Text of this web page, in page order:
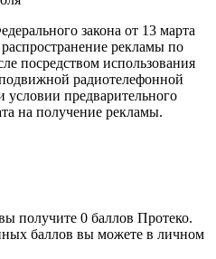
закона от 13 марта
рекламы по
посредством использования
радиотелефонной
условии предварительного
на получение рекламы.
получите 0 баллов Протеко.
баллов вы можете в личном